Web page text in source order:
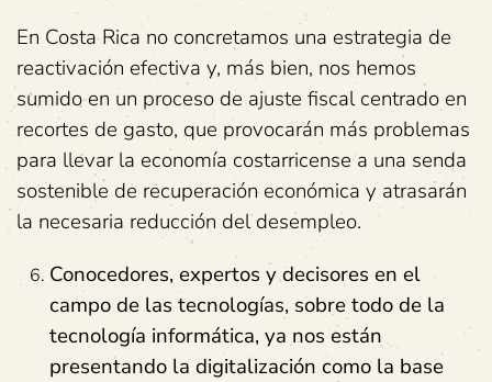
En Costa Rica no concretamos una estrategia de
reactivación efectiva y, más bien, nos hemos
sumido en un proceso de ajuste fiscal centrado en
recortes de gasto, que provocarán más problemas
para llevar la economía costarricense a una senda
sostenible de recuperación económica y atrasarán
la necesaria reducción del desempleo.
Conocedores, expertos y decisores en el
campo de las tecnologías, sobre todo de la
tecnología informática, ya nos están
presentando la digitalización como la base